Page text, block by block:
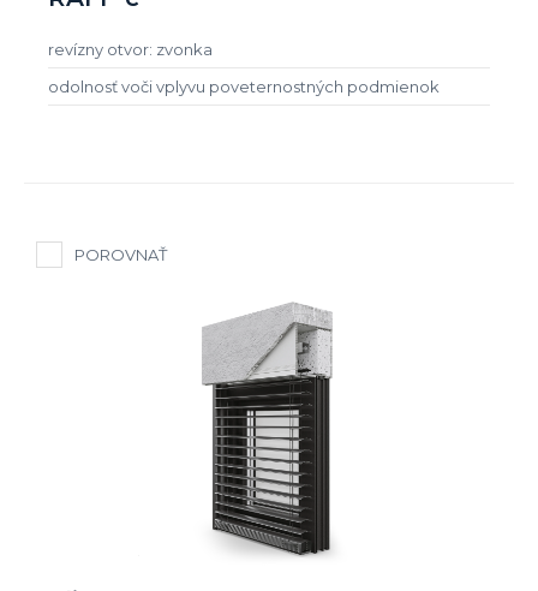
revízny otvor: zvonka
odolnosť voči vplyvu poveternostných podmienok
POROVNAŤ